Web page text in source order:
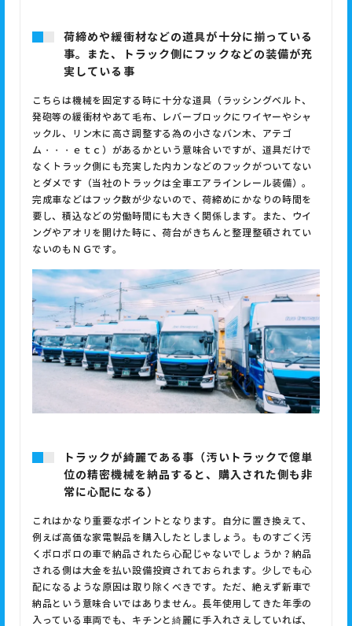
荷締めや緩衝材などの道具が十分に揃っている
事。また、トラック側にフックなどの装備が充
実している事
こちらは機械を固定する時に十分な道具（ラッシングベルト、
発砲等の緩衝材やあて毛布、レバーブロックにワイヤーやシャ
ックル、リン木に高さ調整する為の小さなバン木、アテゴ
ム・・・ｅｔｃ）があるかという意味合いですが、道具だけで
なくトラック側にも充実した内カンなどのフックがついてない
とダメです（当社のトラックは全車エアラインレール装備）。
完成車などはフック数が少ないので、荷締めにかなりの時間を
要し、積込などの労働時間にも大きく関係します。また、ウイ
ングやアオリを開けた時に、荷台がきちんと整理整頓されてい
ないのもＮＧです。
トラックが綺麗である事（汚いトラックで億単
位の精密機械を納品すると、購入された側も非
常に心配になる）
これはかなり重要なポイントとなります。自分に置き換えて、
例えば高価な家電製品を購入したとしましょう。ものすごく汚
くボロボロの車で納品されたら心配じゃないでしょうか？納品
される側は大金を払い設備投資されておられます。少しでも心
配になるような原因は取り除くべきです。ただ、絶えず新車で
納品という意味合いではありません。長年使用してきた年季の
入っている車両でも、キチンと綺麗に手入れさえしていれば、